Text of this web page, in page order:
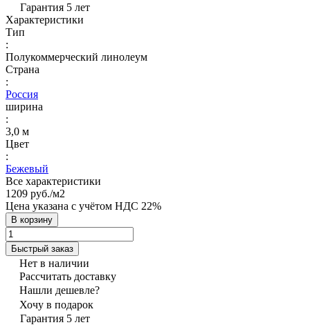
Гарантия 5 лет
Характеристики
Тип
:
Полукоммерческий линолеум
Страна
:
Россия
ширина
:
3,0 м
Цвет
:
Бежевый
Все характеристики
1209 руб./м2
Цена указана с учётом НДС 22%
В корзину
Быстрый заказ
Нет в наличии
Рассчитать доставку
Нашли дешевле?
Хочу в подарок
Гарантия 5 лет